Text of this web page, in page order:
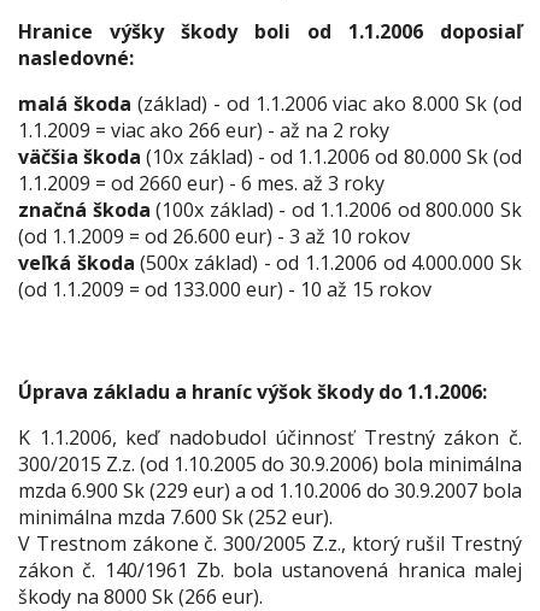
Hranice výšky škody boli od 1.1.2006 doposiaľ
nasledovné:
malá škoda (základ) - od 1.1.2006 viac ako 8.000 Sk (od
1.1.2009 = viac ako 266 eur) - až na 2 roky
väčšia škoda (10x základ) - od 1.1.2006 od 80.000 Sk (od
1.1.2009 = od 2660 eur) - 6 mes. až 3 roky
značná škoda (100x základ) - od 1.1.2006 od 800.000 Sk
(od 1.1.2009 = od 26.600 eur) - 3 až 10 rokov
veľká škoda (500x základ) - od 1.1.2006 od 4.000.000 Sk
(od 1.1.2009 = od 133.000 eur) - 10 až 15 rokov
Úprava základu a hraníc výšok škody do 1.1.2006:
K 1.1.2006, keď nadobudol účinnosť Trestný zákon č.
300/2015 Z.z. (od 1.10.2005 do 30.9.2006) bola minimálna
mzda 6.900 Sk (229 eur) a od 1.10.2006 do 30.9.2007 bola
minimálna mzda 7.600 Sk (252 eur).
V Trestnom zákone č. 300/2005 Z.z., ktorý rušil Trestný
zákon č. 140/1961 Zb. bola ustanovená hranica malej
škody na 8000 Sk (266 eur).